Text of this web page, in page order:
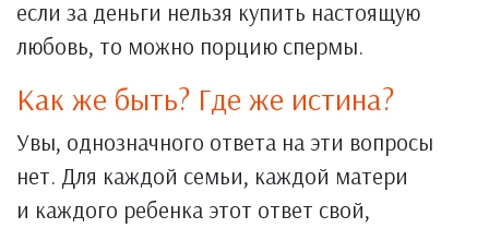
если за деньги нельзя купить настоящую
любовь, то можно порцию спермы.
Как же быть? Где же истина?
Увы, однозначного ответа на эти вопросы
нет. Для каждой семьи, каждой матери
и каждого ребенка этот ответ свой,